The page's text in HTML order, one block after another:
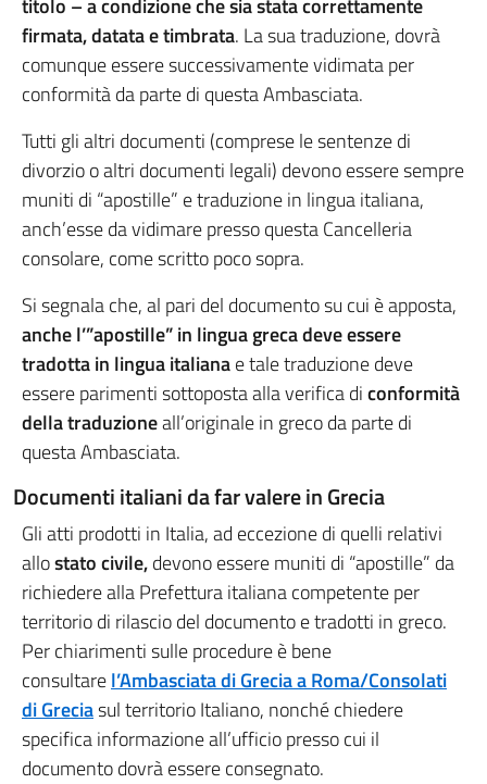
titolo – a condizione che sia stata correttamente
firmata, datata e timbrata. La sua traduzione, dovrà
comunque essere successivamente vidimata per
conformità da parte di questa Ambasciata.
Tutti gli altri documenti (comprese le sentenze di
divorzio o altri documenti legali) devono essere sempre
muniti di “apostille” e traduzione in lingua italiana,
anch’esse da vidimare presso questa Cancelleria
consolare, come scritto poco sopra.
Si segnala che, al pari del documento su cui è apposta,
anche l’”apostille” in lingua greca deve essere
tradotta in lingua italianae tale traduzione deve
essere parimenti sottoposta alla verifica diconformità
della traduzioneall’originale in greco da parte di
questa Ambasciata.
Documenti italiani da far valere in Grecia
Gli atti prodotti in Italia, ad eccezione di quelli relativi
allostato civile,devono essere muniti di “apostille” da
richiedere alla Prefettura italiana competente per
territorio di rilascio del documento e tradotti in greco.
Per chiarimenti sulle procedure è bene
consultarel’Ambasciata di Grecia a Roma/Consolati
di Greciasul territorio Italiano, nonché chiedere
specifica informazione all’ufficio presso cui il
documento dovrà essere consegnato.